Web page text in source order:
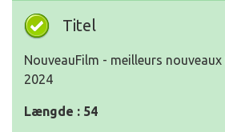
Titel
NouveauFilm - meilleurs
2024
Længde : 54